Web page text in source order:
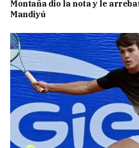
Montaña dio la nota y le
Mandiyú